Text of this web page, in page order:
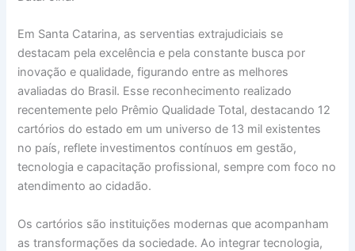
Em Santa Catarina, as serventias extrajudiciais se
destacam pela excelência e pela constante busca por
inovação e qualidade, figurando entre as melhores
avaliadas do Brasil. Esse reconhecimento realizado
recentemente pelo Prêmio Qualidade Total, destacando 12
cartórios do estado em um universo de 13 mil existentes
no país, reflete investimentos contínuos em gestão,
tecnologia e capacitação profissional, sempre com foco no
atendimento ao cidadão.
Os cartórios são instituições modernas que acompanham
as transformações da sociedade. Ao integrar tecnologia,